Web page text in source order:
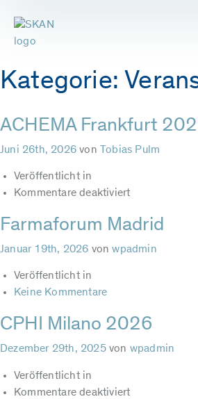
Kategorie:
ACHEMA Frankfurt
Juni 26th, 2026von Tobias Pulm
Veröffentlicht in
Kommentare deaktiviertfür
Frankfurt
2027
Farmaforum Madrid
Januar 19th, 2026 vonwpadmin
Veröffentlicht in
Keine Kommentare
CPHI Milano 2026
Dezember 29th, 2025 von wpadmin
Veröffentlicht in
Kommentare deaktiviertfür